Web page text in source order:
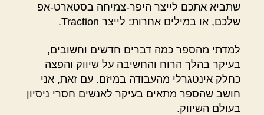
שתביא אתכם לייצר היפר-צמיחה בסטארט-אפ
שלכם, או במילים אחרות: לייצר Traction.
למדתי מהספר כמה דברים חדשים וחשובים,
בעיקר בהלך הרוח והחשיבה על שיווק והפצה
כחלק אינטגרלי מהעבודה במיזם. עם זאת, אני
חושב שהספר מתאים בעיקר לאנשים חסרי ניסיון
בעולם השיווק.